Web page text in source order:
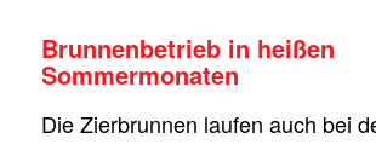
Brunnenbetrieb in heißen
Sommermonaten
Die Zierbrunnen laufen auch bei